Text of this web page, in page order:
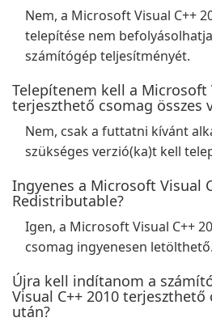
Nem, a Microsoft Visual C++
telepítése nem
számítógép teljesítményét.
Telepítenem kell a Microsoft
terjeszthető csomag összes
Nem, csak a futtatni kívánt
szükséges verzió(ka)t kell
Ingyenes a Microsoft Visual
Redistributable?
Igen, a Microsoft Visual C++
csomag ingyenesen letölthető.
Újra kell indítanom a
Visual C++ 2010
után?